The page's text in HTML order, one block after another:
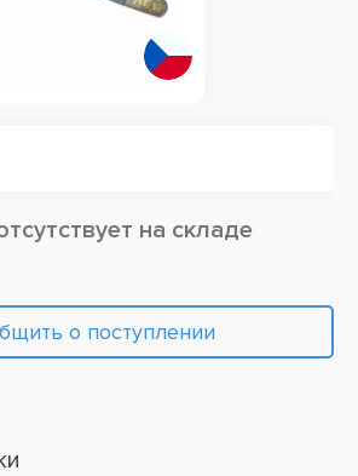
на складе
о поступлении